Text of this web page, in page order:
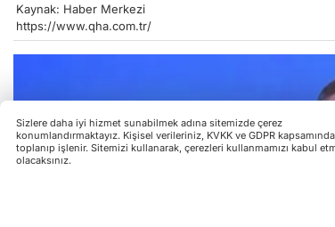
Kaynak: Haber Merkezi
https://www.qha.com.tr/
Sizlere daha iyi hizmet sunabilmek adına sitemizde çerez
konumlandırmaktayız. Kişisel verileriniz, KVKK ve GDPR kapsamında
toplanıp işlenir. Sitemizi kullanarak, çerezleri kullanmamızı kabul
olacaksınız.